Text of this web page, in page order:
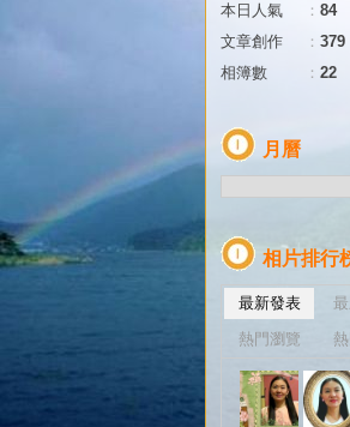
本日人氣
： 84
文章創作
： 379
相簿數
： 22
月曆
相片排行
最新發表
熱門瀏覽